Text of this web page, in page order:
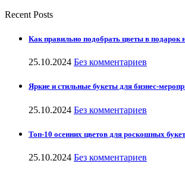
Recent Posts
Как правильно подобрать цветы в подарок
25.10.2024 Без комментариев
Яркие и стильные букеты для бизнес-
25.10.2024 Без комментариев
Топ-10 осенних цветов для роскошных
25.10.2024 Без комментариев